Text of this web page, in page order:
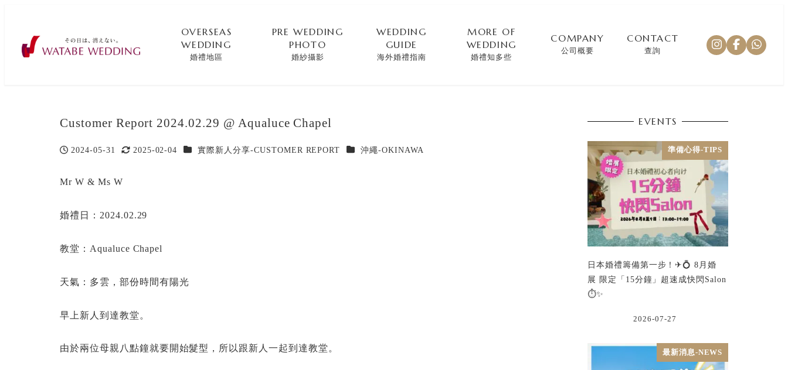
OVERSEAS
WEDDING
婚禮地區
PRE WEDDING
PHOTO
婚紗攝影
WEDDING
GUIDE
海外婚禮指南
MORE OF
WEDDING
婚禮知多些
COMPANY
公司概要
CONTACT
查詢
Customer Report 2024.02.29 @ Aqualuce Chapel
投稿日
2024-05-31
更新日
2025-02-04 カテゴリー
實際新人分享-CUSTOMER REPORT カテゴリー
沖繩-OKINAWA
Mr W & Ms W
婚禮日：2024.02.29
教堂：Aqualuce Chapel
天氣：多雲，部份時間有陽光
早上新人到達教堂。
由於兩位母親八點鐘就要開始髮型，所以跟新人一起到達教堂。
EVENTS
準備心得-TIPS
日本婚禮籌備第一步！✈💍 8月婚
展 限定「15分鐘」超速成快閃Salon
⏱️✨
2026-07-27
最新消息-NEWS